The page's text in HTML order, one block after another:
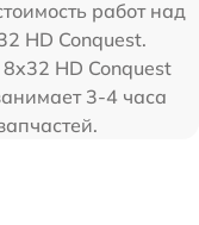
работ над
HD Conquest.
HD Conquest
3-4 часа